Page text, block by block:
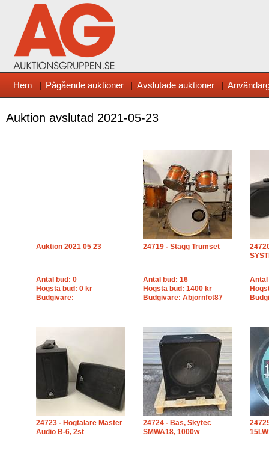
Hem | Pågående auktioner | Avslutade auktioner |
Auktion avslutad 2021-05-23
Auktion 2021 05 23
Antal bud: 0
Högsta bud: 0 kr
Budgivare:
24719 - Stagg Trumset
Antal bud: 16
Högsta bud: 1400 kr
Budgivare: Abjornfot87
Antal
24723 - Högtalare Master
Audio B-6, 2st
24724 - Bas, Skytec
SMWA18, 1000w